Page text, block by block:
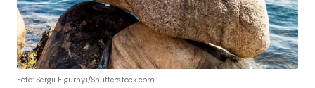
Foto: Sergii Figurnyi/Shutterstock.com